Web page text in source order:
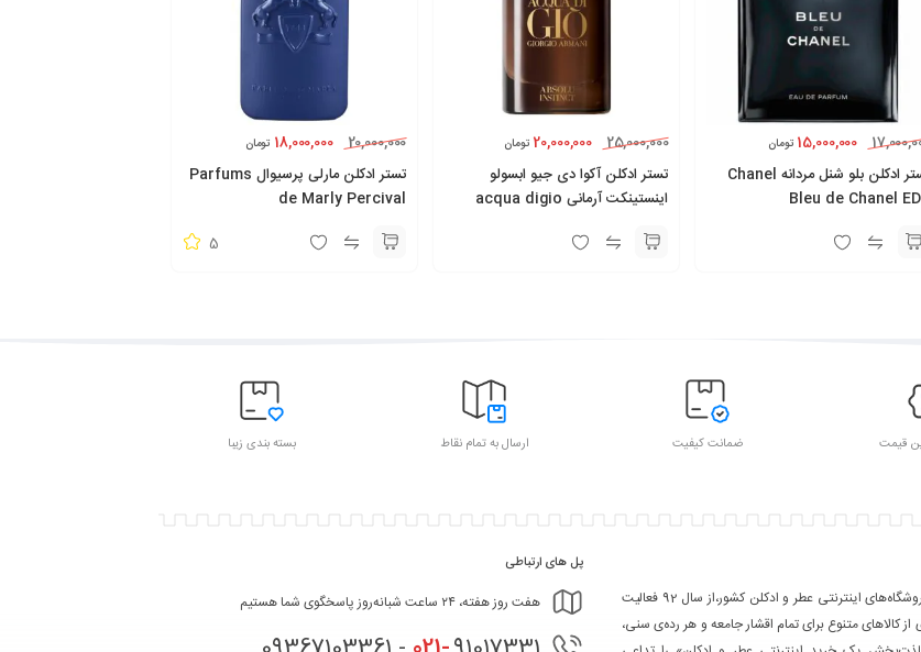
15,000,000 تومان
تستر ادکلن بلو شنل مردانه Chanel
Bleu de Chanel
25,000,000
20,000,000 تومان
تستر ادکلن آکوا دی جیو ابسولو
اینستینکت آرمانی acqua digio
20,000,000
18,000,000 تومان
تستر ادکلن مارلی پرسیوال Parfums
de Marly Percival
5
قیمت ضمانت کیفیت ارسال به تمام نقاط بسته بندی زیبا
تکین مد یکی از بزرگ‌ترین فروشگاه‌های اینترنتی عطر و ادکلن کشور،از سال 92 فعالیت
از کالاهای متنوع برای تمام اقشار جامعه و هر رده‌ی سنی،
پل های ارتباطی
هفت روز هفته، ۲۴ ساعت شبانه‌روز پاسخگوی شما هستیم